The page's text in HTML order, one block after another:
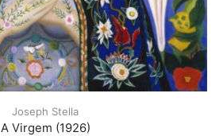
Joseph Stella
A Virgem (1926)